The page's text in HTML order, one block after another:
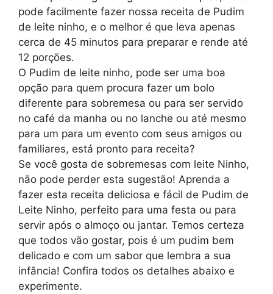
pode facilmente fazer nossa receita de Pudim
de leite ninho, e o melhor é que leva apenas
cerca de 45 minutos para preparar e rende até
12 porções.
O Pudim de leite ninho, pode ser uma boa
opção para quem procura fazer um bolo
diferente para sobremesa ou para ser servido
no café da manha ou no lanche ou até mesmo
para um para um evento com seus amigos ou
familiares, está pronto para receita?
Se você gosta de sobremesas com leite Ninho,
não pode perder esta sugestão! Aprenda a
fazer esta receita deliciosa e fácil de Pudim de
Leite Ninho, perfeito para uma festa ou para
servir após o almoço ou jantar. Temos certeza
que todos vão gostar, pois é um pudim bem
delicado e com um sabor que lembra a sua
infância! Confira todos os detalhes abaixo e
experimente.